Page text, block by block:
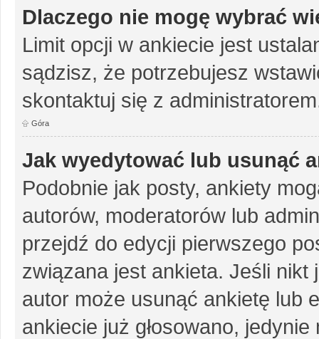
Dlaczego nie mogę wybrać
Limit opcji w ankiecie jest
sądzisz, że potrzebujesz
skontaktuj się z
Góra
Jak wyedytować lub usunąć
Podobnie jak posty, ankiety
autorów, moderatorów lub
przejdź do edycji pierwszego
związana jest ankieta. Jeśli nikt
autor może usunąć ankietę lub
ankiecie już głosowano,